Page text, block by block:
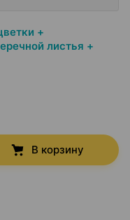
+
листья +
В корзину